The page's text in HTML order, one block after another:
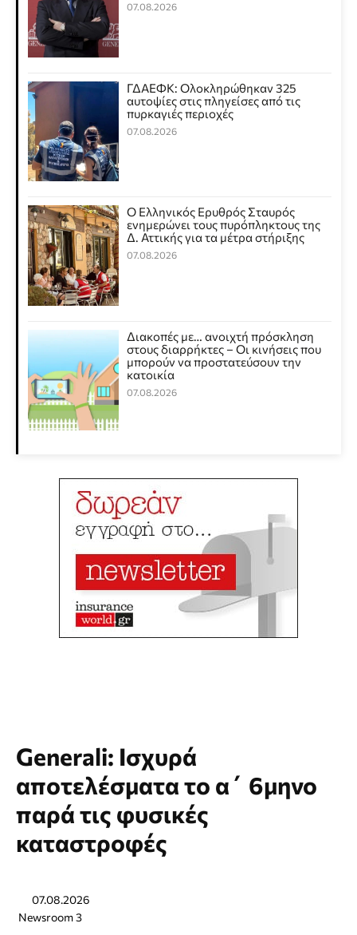
07.08.2026
ΓΔΑΕΦΚ: Ολοκληρώθηκαν 325
αυτοψίες στις πληγείσες από τις
πυρκαγιές περιοχές
07.08.2026
Ο Ελληνικός Ερυθρός Σταυρός
ενημερώνει τους πυρόπληκτους της
Δ. Αττικής για τα μέτρα στήριξης
07.08.2026
Διακοπές με… ανοιχτή πρόσκληση
στους διαρρήκτες – Οι κινήσεις που
μπορούν να προστατεύσουν την
κατοικία
07.08.2026